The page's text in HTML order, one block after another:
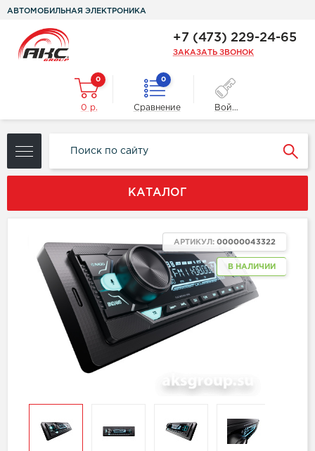
АВТОМОБИЛЬНАЯ ЭЛЕКТРОНИКА
+7 (473) 229-24-65
ЗАКАЗАТЬ ЗВОНОК
0
0 р.
0
Сравнение Войти
КАТАЛОГ
ХИТ
В НАЛИЧИИ
АРТИКУЛ: 00000043322